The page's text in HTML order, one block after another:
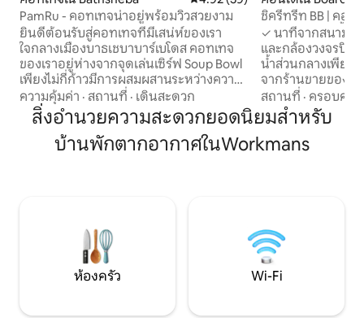
PamRu - คอทเทจน่าอยู่พร้อมวิวสวยงาม
ยินดีต้อนรับสู่คอทเทจที่มีเสน่ห์ของเรา
ใจกลางเมืองบาธเชบาบาร์เบโดส คอทเทจ
ของเราอยู่ห่างจากจุดเล่นเซิร์ฟ Soup Bowl
เพียงไม่กี่ก้าวมีการผสมผสานระหว่างความ
เงียบสงบแบบชนบทและการผจญภัยริม
ชายฝั่ง ตื่นขึ้นมาพร้อมกับเสียงคลื่นทะเลที่
ผ่อนคลายและเพลิดเพลินกับวิวพระอาทิตย์
ขึ้นที่น่าทึ่งจากดาดฟ้าส่วนตัวของคุณ ไม่ว่า
คุณจะเป็นนักโต้คลื่นที่กำลังมองหาคลื่นที่
ชายฝั่งตะวันออกที่ขรุขระของบาร์เบโดส
ความคุ้มค่า · สถานที่ · เดินสะดวก
ชิครีทรีท BB | คอน
พร้อมสระว่ายน้ำ +
✓ นาทีจากสนามบิ
และกล้องวงจรปิด
น้ำส่วนกลางเพียง
จากร้านขายของช
เอทีเอ็มร้านอาหา
รถ ✓ 7 นาทีถึงทา
เพื่อให้เข้าถึงทั้งเ
ห้อง✓ ครัวพร้อม
ส่วนตัว WiFi ✓ เร็
ของคุณเพื่อให้คุณห
สถานที่ · ครอบครัว
สิ่งอำนวยความสะดวกยอดนิยมสำหรับ
บ้านพักตากอากาศในWorkmans
ห้องครัว Wi-Fi